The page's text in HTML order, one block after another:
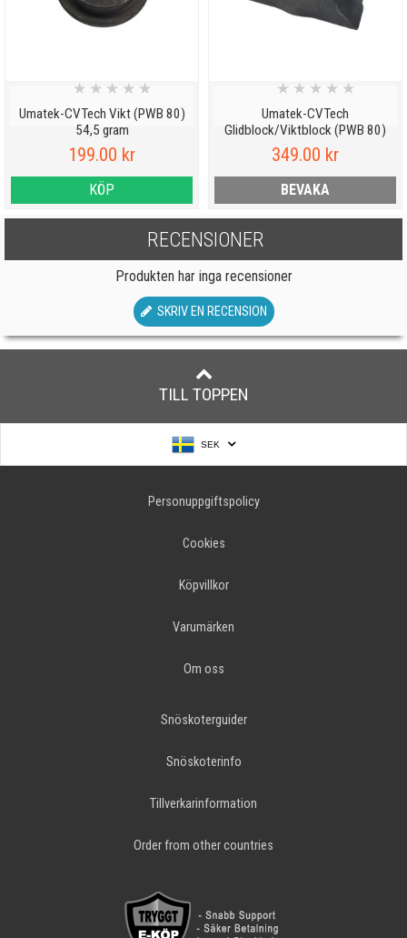
Umatek-CVTech Vikt (PWB 80)
54,5 gram
★ ★ ★ ★ ★
199.00 kr
KÖP
Umatek-CVTech
Glidblock/Viktblock (PWB 80)
★ ★ ★ ★ ★
349.00 kr
BEVAKA
RECENSIONER
Produkten har inga recensioner
SKRIV EN RECENSION
TILL TOPPEN
SEK
Personuppgiftspolicy
Cookies
Köpvillkor
Varumärken
Om oss
Snöskoterguider
Snöskoterinfo
Tillverkarinformation
Order from other countries